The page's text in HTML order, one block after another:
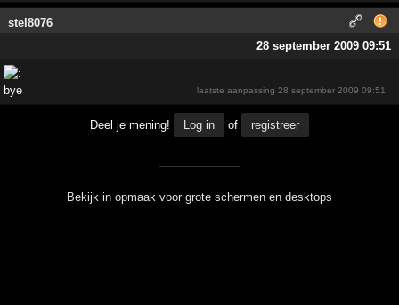
stel8076
28 september 2009 09:51
laatste aanpassing28 september 2009 09:51
Deel je mening! Log in of registreer
Bekijk in opmaak voor grote schermen en desktops